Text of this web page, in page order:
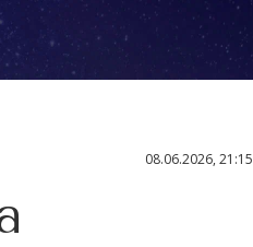
08.06.2026, 21:15